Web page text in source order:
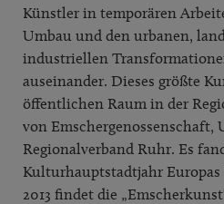
Künstler in temporären
Umbau und den urbanen,
industriellen
auseinander. Dieses größte
öffentlichen Raum in der
von Emschergenossenschaft,
Regionalverband Ruhr. Es
Kulturhauptstadtjahr
2013 findet die